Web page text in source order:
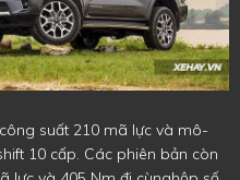
suất 210 mã lực và mô-
10 cấp. Các phiên bản còn